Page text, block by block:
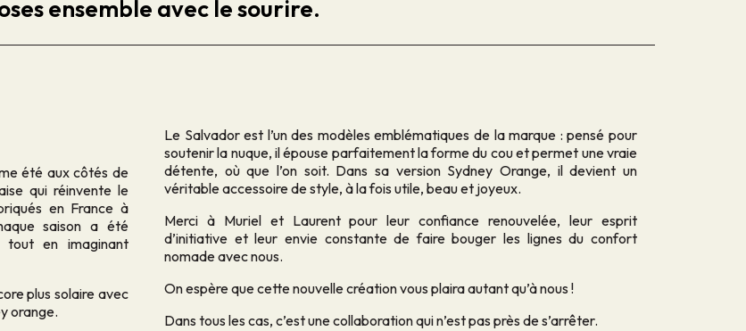
ensemble avec le sourire.
été aux côtés de
qui réinvente le
en France à
saison a été
tout en imaginant
plus solaire avec
orange.
Le Salvador est l’un des modèles emblématiques de la marque : pensé pour
soutenir la nuque, il épouse parfaitement la forme du cou et permet une vraie
détente, où que l’on soit. Dans sa version Sydney Orange, il devient un
véritable accessoire de style, à la fois utile, beau et joyeux.
Merci à Muriel et Laurent pour leur confiance renouvelée, leur esprit
d’initiative et leur envie constante de faire bouger les lignes du confort
nomade avec nous.
On espère que cette nouvelle création vous plaira autant qu’à nous !
Dans tous les cas, c’est une collaboration qui n’est pas près de s’arrêter.